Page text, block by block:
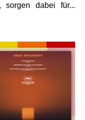
sorgen dabei für...